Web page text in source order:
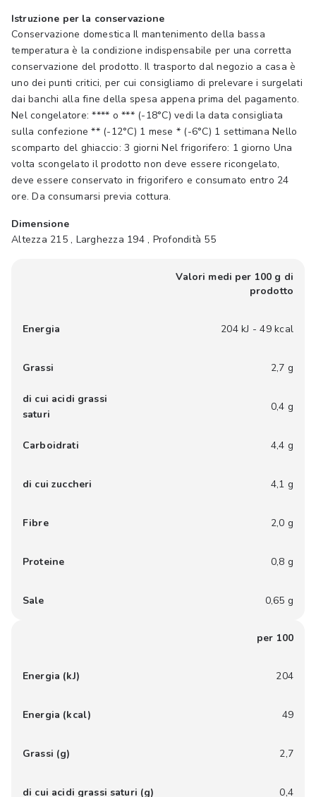
Istruzione per la conservazione
Conservazione domestica Il mantenimento della bassa
temperatura è la condizione indispensabile per una corretta
conservazione del prodotto. Il trasporto dal negozio a casa è
uno dei punti critici, per cui consigliamo di prelevare i surgelati
dai banchi alla fine della spesa appena prima del pagamento.
Nel congelatore: **** o *** (-18°C) vedi la data consigliata
sulla confezione ** (-12°C) 1 mese * (-6°C) 1 settimana Nello
scomparto del ghiaccio: 3 giorni Nel frigorifero: 1 giorno Una
volta scongelato il prodotto non deve essere ricongelato,
deve essere conservato in frigorifero e consumato entro 24
ore. Da consumarsi previa cottura.
Dimensione
Altezza 215 , Larghezza 194 , Profondità 55
Valori medi per 100 g di
prodotto
Energia 204 kJ - 49 kcal
Grassi 2,7 g
di cui acidi grassi
saturi
0,4 g
Carboidrati 4,4 g
di cui zuccheri 4,1 g
Fibre 2,0 g
Proteine 0,8 g
Sale 0,65 g
per 100
Energia (kJ) 204
Energia (kcal) 49
Grassi (g) 2,7
di cui acidi grassi saturi (g) 0,4